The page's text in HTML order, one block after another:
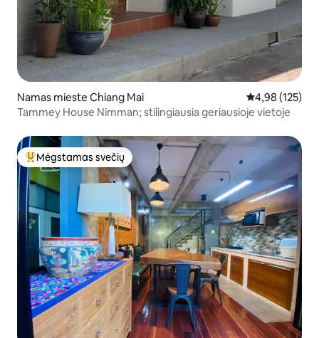
Namas mieste Chiang Mai Vidutinis
4,98 (125)
Tammey House Nimman; stilingiausia geriausioje vietoje
Svečių mėgstamiausias
Mėgstamas svečių